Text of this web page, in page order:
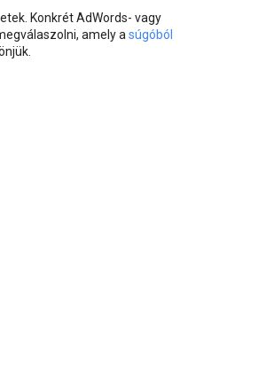
Konkrét AdWords- vagy
amely a súgóból